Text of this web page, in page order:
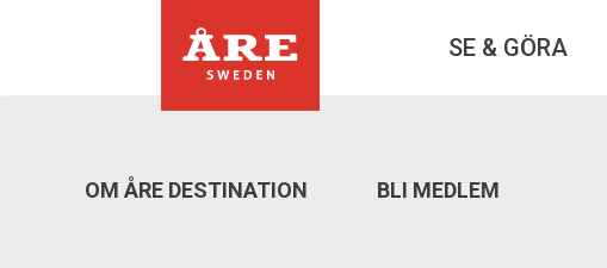
SE & GÖRA
OM ÅRE DESTINATION BLI MEDLEM